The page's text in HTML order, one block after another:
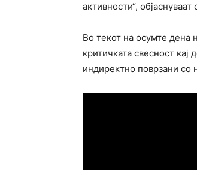
активности“,
Во текот на осумте дена
критичката свесност
индиректно поврзани со